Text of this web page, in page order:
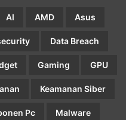
AI AMD Asus
Data Breach
Gaming GPU
Keamanan Siber
Pc Malware